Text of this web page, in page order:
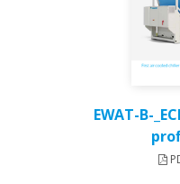
EWAT-B-